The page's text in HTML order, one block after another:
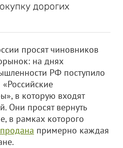
дорогих
просят чиновников
на днях
РФ поступило
в которую входят
Они просят вернуть
в рамках которого
примерно каждая